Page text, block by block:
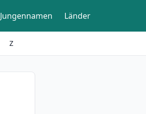
Jungennamen Länder
Z